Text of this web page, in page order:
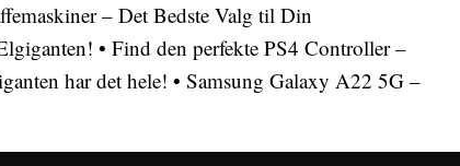
– Det Bedste Valg til Din
• Find den perfekte PS4 Controller –
har det hele! • Samsung Galaxy A22 5G –